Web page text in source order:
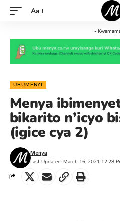
Aa
-
UBUMENYI
Menya
bikarito n’icyo
(igice cya 2)
Last Updated: March 16, 2021 12:28
Menya